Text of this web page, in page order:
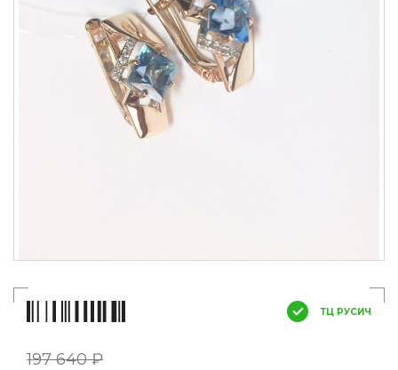
ТЦ РУСИЧ
197 640 ₽